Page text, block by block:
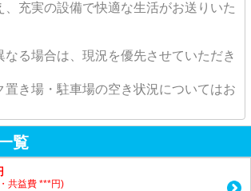
、充実の設備で快適な生活がお送りいた
る場合は、現況を優先させていただき
き場・駐車場の空き状況についてはお
覧
共益費 ***円)